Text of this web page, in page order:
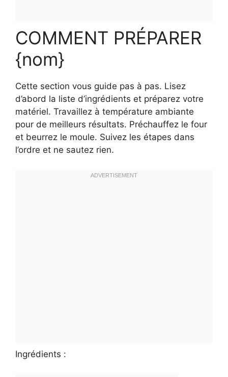
COMMENT PRÉPARER
{nom}
Cette section vous guide pas à pas. Lisez
d’abord la liste d’ingrédients et préparez votre
matériel. Travaillez à température ambiante
pour de meilleurs résultats. Préchauffez le four
et beurrez le moule. Suivez les étapes dans
l’ordre et ne sautez rien.
Ingrédients :